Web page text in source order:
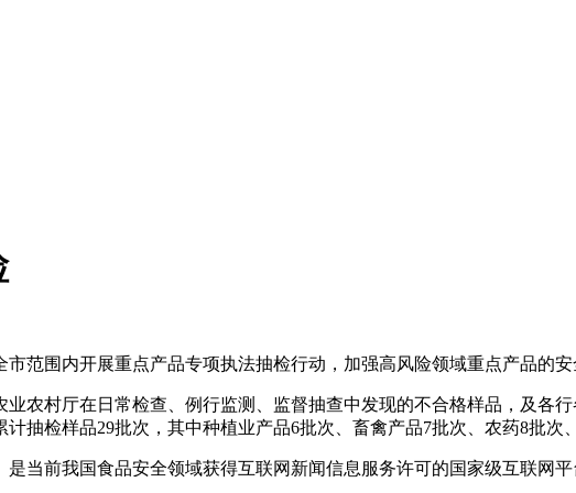
围内开展重点产品专项执法抽检行动，加强高风险领域重点产品的安
村厅在日常检查、例行监测、监督抽查中发现的不合格样品，及各
抽检样品29批次，其中种植业产品6批次、畜禽产品7批次、农药8批次
前我国食品安全领域获得互联网新闻信息服务许可的国家级互联网平